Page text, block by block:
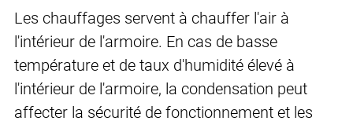
Les chauffages servent à chauffer l'air à
l'intérieur de l'armoire. En cas de basse
température et de taux d'humidité élevé à
l'intérieur de l'armoire, la condensation peut
affecter la sécurité de fonctionnement et les